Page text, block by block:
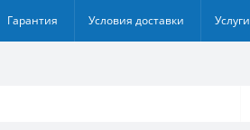
Гарантия Условия доставки Услуги